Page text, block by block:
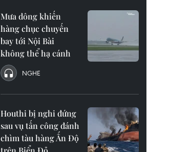
Mưa dông khiến
hàng chục chuyến
bay tới Nội Bài
không thể hạ cánh
NGHE
Houthi bị nghi đứng
sau vụ tấn công đánh
chìm tàu hàng Ấn Độ